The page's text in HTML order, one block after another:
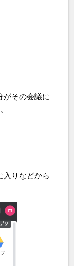
その会議に
入りなどから